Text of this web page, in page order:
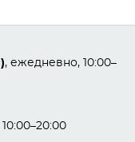
, ежедневно, 10:00–